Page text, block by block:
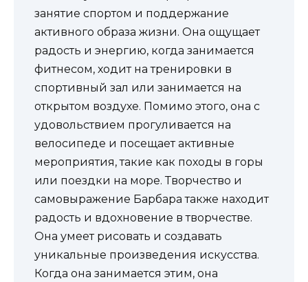
занятие спортом и поддержание
активного образа жизни. Она ощущает
радость и энергию, когда занимается
фитнесом, ходит на тренировки в
спортивный зал или занимается на
открытом воздухе. Помимо этого, она с
удовольствием прогуливается на
велосипеде и посещает активные
мероприятия, такие как походы в горы
или поездки на море. Творчество и
самовыражение Барбара также находит
радость и вдохновение в творчестве.
Она умеет рисовать и создавать
уникальные произведения искусства.
Когда она занимается этим, она